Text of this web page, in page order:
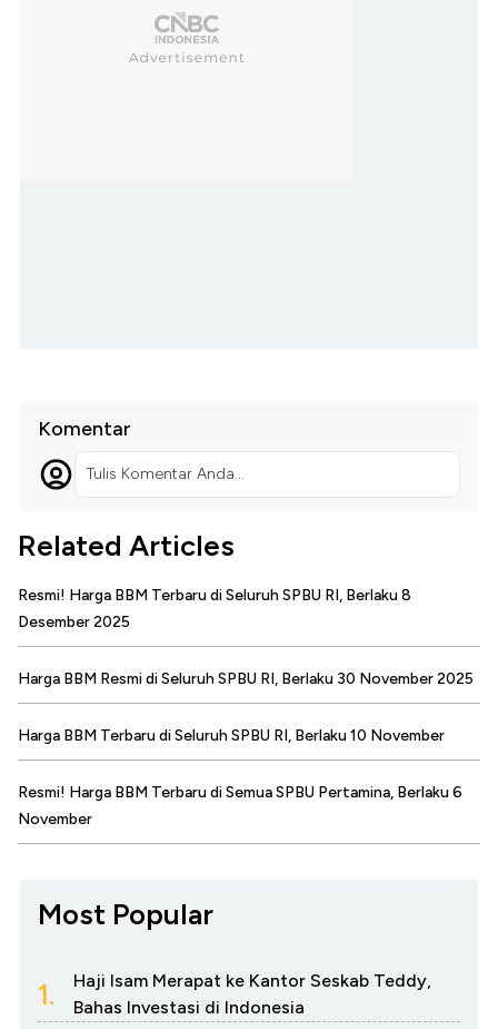
Komentar
Tulis Komentar Anda...
Related Articles
Resmi! Harga BBM Terbaru di Seluruh SPBU RI, Berlaku 8
Desember 2025
Harga BBM Resmi di Seluruh SPBU RI, Berlaku 30 November 2025
Harga BBM Terbaru di Seluruh SPBU RI, Berlaku 10 November
Resmi! Harga BBM Terbaru di Semua SPBU Pertamina, Berlaku 6
November
Most Popular
1.
Haji Isam Merapat ke Kantor Seskab Teddy,
Bahas Investasi di Indonesia